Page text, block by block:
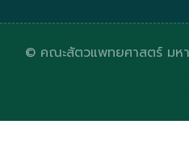
© คณะสัตวแพทยศาสตร์ มหา